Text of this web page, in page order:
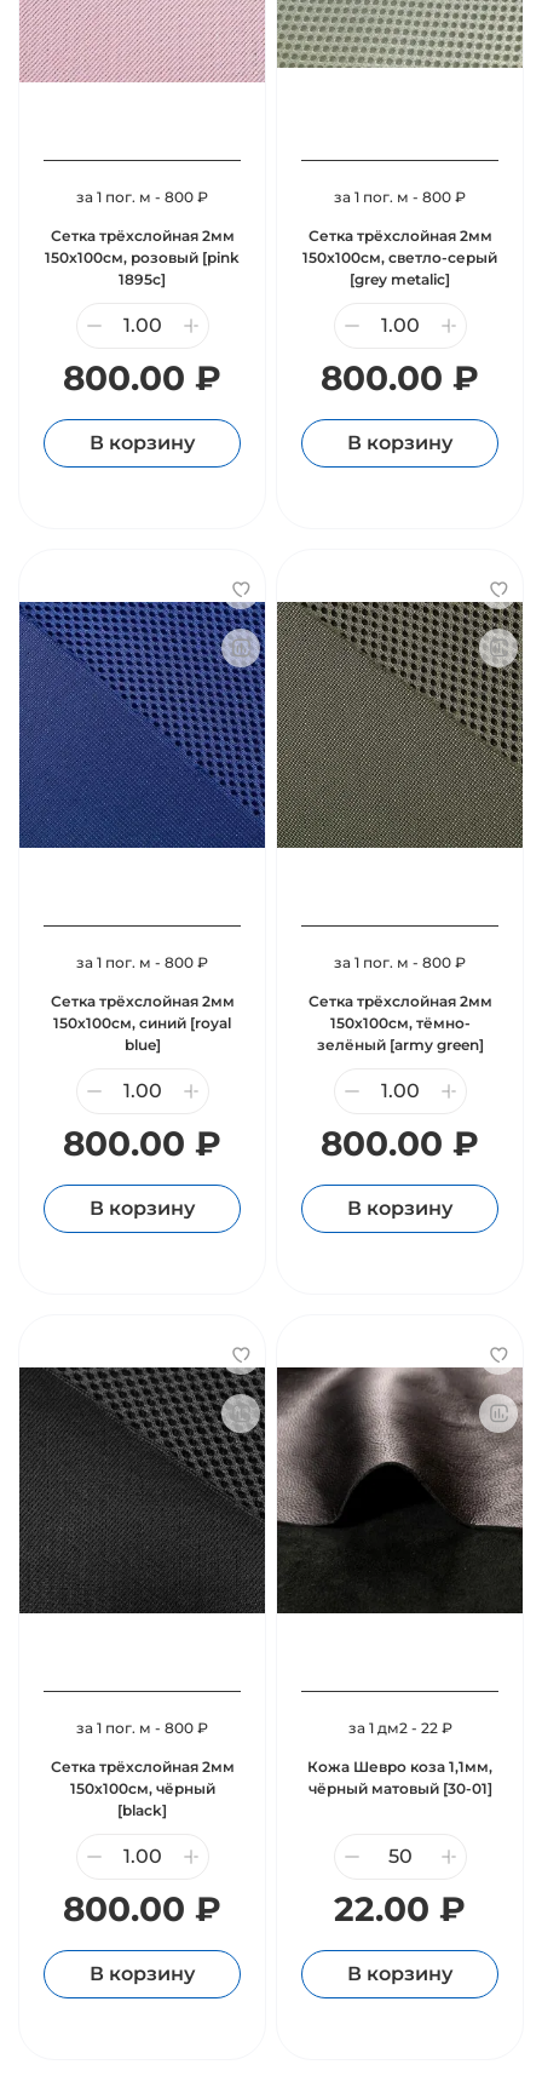
за 1 пог. м - 800 ₽
Сетка трёхслойная 2мм
150х100см, розовый [pink
1895c]
800.00 ₽
В корзину
за 1 пог. м - 800 ₽
Сетка трёхслойная 2мм
150х100см, светло-серый
[grey metalic]
800.00 ₽
В корзину
за 1 пог. м - 800 ₽
Сетка трёхслойная 2мм
150х100см, синий [royal
blue]
800.00 ₽
В корзину
за 1 пог. м - 800 ₽
Сетка трёхслойная 2мм
150х100см, тёмно-
зелёный [army green]
800.00 ₽
В корзину
за 1 пог. м - 800 ₽
Сетка трёхслойная 2мм
150х100см, чёрный
[black]
800.00 ₽
В корзину
за 1 дм2 - 22 ₽
Кожа Шевро коза 1,1мм,
чёрный матовый [30-01]
22.00 ₽
В корзину